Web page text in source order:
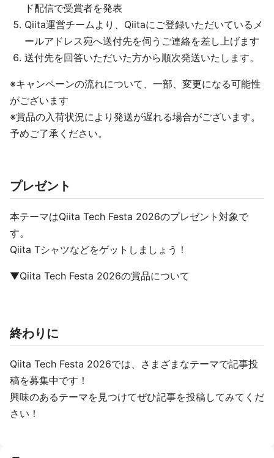
ド配信で受賞者を発表
Qiita運営チームより、Qiitaにご登録いただいているメ
ールアドレス宛へ送付先を伺うご連絡を差し上げます
送付先を回答いただいた方から順次発送いたします。
※キャンペーンの流れについて、一部、変更になる可能性
がございます
※賞品の入荷状況により発送が遅れる場合がございます。
予めご了承ください。
プレゼント
本テーマはQiita Tech Festa 2026のプレゼント対象で
す。
Qiita Tシャツなどをゲットしましょう！
▼Qiita Tech Festa 2026の賞品について
終わりに
Qiita Tech Festa 2026では、さまざまなテーマで記事投
稿を募集中です！
興味のあるテーマを見つけてぜひ記事を投稿してみてくだ
さい！